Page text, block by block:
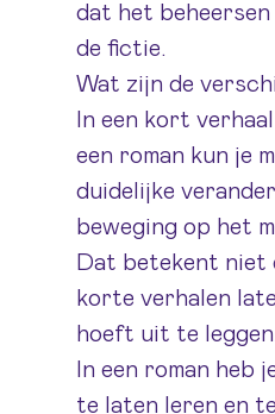
dat het
de fictie.
Wat zijn de
In een kort
een roman kun je
duidelijke
beweging op het
Dat betekent niet
korte verhalen
hoeft uit te
In een roman heb
te laten leren en